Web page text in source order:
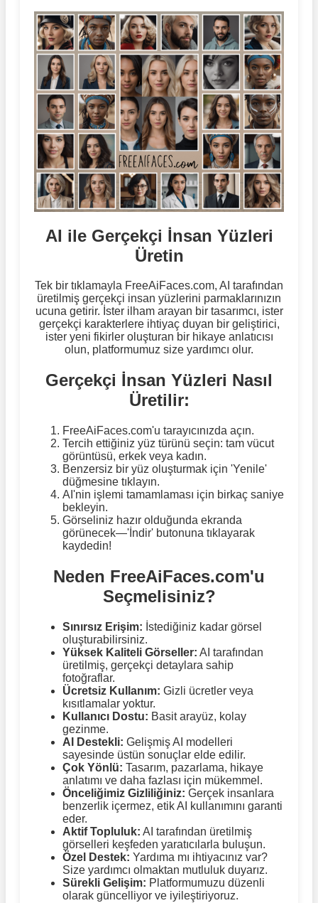
AI ile Gerçekçi İnsan Yüzleri
Üretin
Tek bir tıklamayla FreeAiFaces.com, AI tarafından
üretilmiş gerçekçi insan yüzlerini parmaklarınızın
ucuna getirir. İster ilham arayan bir tasarımcı, ister
gerçekçi karakterlere ihtiyaç duyan bir geliştirici,
ister yeni fikirler oluşturan bir hikaye anlatıcısı
olun, platformumuz size yardımcı olur.
Gerçekçi İnsan Yüzleri Nasıl
Üretilir:
FreeAiFaces.com'u tarayıcınızda açın.
Tercih ettiğiniz yüz türünü seçin: tam vücut
görüntüsü, erkek veya kadın.
Benzersiz bir yüz oluşturmak için 'Yenile'
düğmesine tıklayın.
AI'nin işlemi tamamlaması için birkaç saniye
bekleyin.
Görseliniz hazır olduğunda ekranda
görünecek—'İndir' butonuna tıklayarak
kaydedin!
Neden FreeAiFaces.com'u
Seçmelisiniz?
Sınırsız Erişim: İstediğiniz kadar görsel
oluşturabilirsiniz.
Yüksek Kaliteli Görseller: AI tarafından
üretilmiş, gerçekçi detaylara sahip
fotoğraflar.
Ücretsiz Kullanım: Gizli ücretler veya
kısıtlamalar yoktur.
Kullanıcı Dostu: Basit arayüz, kolay
gezinme.
AI Destekli: Gelişmiş AI modelleri
sayesinde üstün sonuçlar elde edilir.
Çok Yönlü: Tasarım, pazarlama, hikaye
anlatımı ve daha fazlası için mükemmel.
Önceliğimiz Gizliliğiniz: Gerçek insanlara
benzerlik içermez, etik AI kullanımını garanti
eder.
Aktif Topluluk: AI tarafından üretilmiş
görselleri keşfeden yaratıcılarla buluşun.
Özel Destek: Yardıma mı ihtiyacınız var?
Size yardımcı olmaktan mutluluk duyarız.
Sürekli Gelişim: Platformumuzu düzenli
olarak güncelliyor ve iyileştiriyoruz.